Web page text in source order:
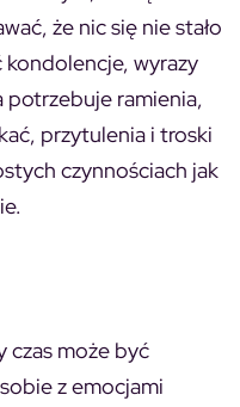
że nic się nie stało
kondolencje, wyrazy
potrzebuje ramienia,
przytulenia i troski
czynnościach jak
czas może być
z emocjami